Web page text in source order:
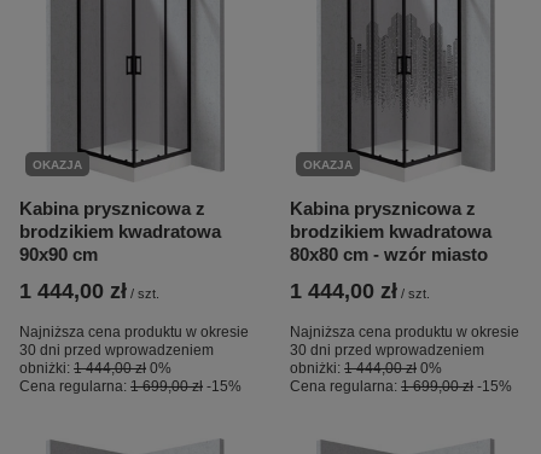
OKAZJA
Kabina prysznicowa z
brodzikiem kwadratowa
90x90 cm
1 444,00 zł / szt.
Najniższa cena produktu w okresie
30 dni przed wprowadzeniem
obniżki: 1 444,00 zł 0%
Cena regularna: 1 699,00 zł -15%
OKAZJA
Kabina prysznicowa z
brodzikiem kwadratowa
80x80 cm - wzór miasto
1 444,00 zł / szt.
Najniższa cena produktu w okresie
30 dni przed wprowadzeniem
obniżki: 1 444,00 zł 0%
Cena regularna: 1 699,00 zł -15%